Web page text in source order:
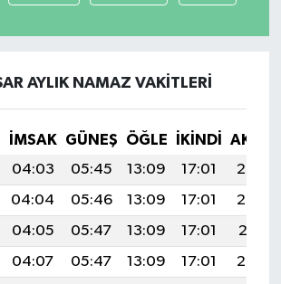
AYLIK NAMAZ VAKITLERI
İMSAK GÜNEŞ ÖĞLE İKINDI
04:03 05:45 13:09 17:01
20:22
04:04 05:46 13:09 17:01
20:22
04:05 05:47 13:09 17:01
20:21
04:07 05:47 13:09 17:01
20:20